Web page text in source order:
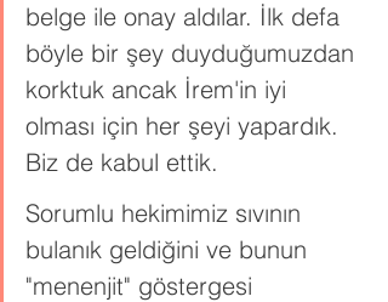
belge ile onay aldılar. İlk defa
böyle bir şey duyduğumuzdan
korktuk ancak İrem'in iyi
olması için her şeyi yapardık.
Biz de kabul ettik.
Sorumlu hekimimiz sıvının
bulanık geldiğini ve bunun
"menenjit" göstergesi